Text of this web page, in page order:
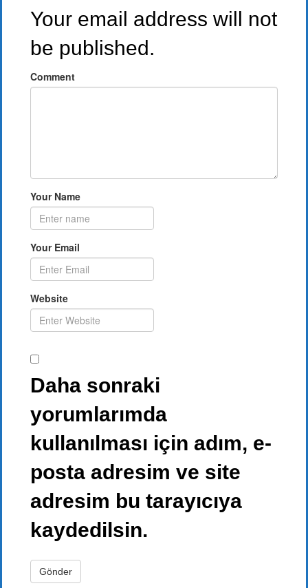
Your email address will not
be published.
Comment
Your Name
Your Email
Website
Daha sonraki
yorumlarımda
kullanılması için adım, e-
posta adresim ve site
adresim bu tarayıcıya
kaydedilsin.